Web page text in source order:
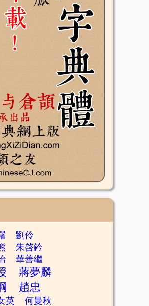
劉伶
朱啓鈐
華善繼
蔣夢麟
趙忠
英
何曼秋